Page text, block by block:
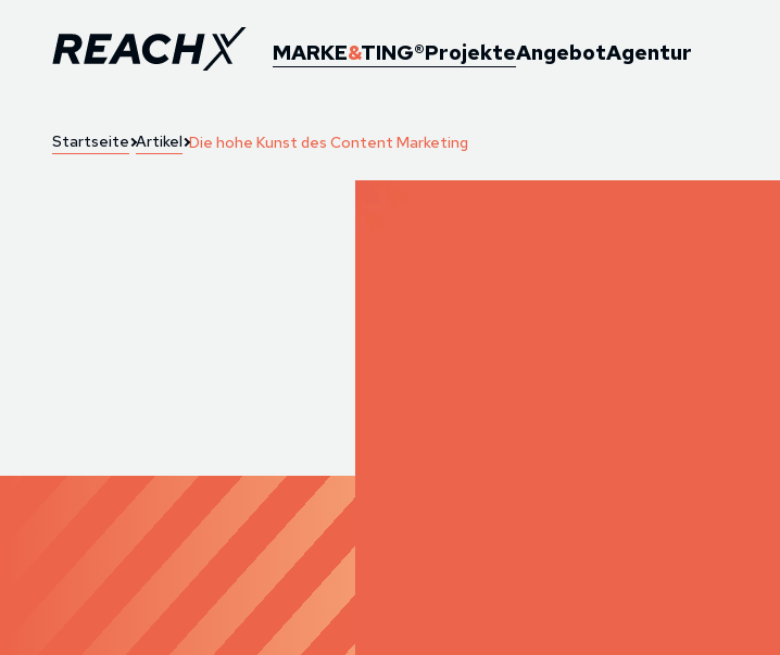
MARKE&TING®ProjekteAngebotAgentur
Startseite Artikel Die hohe Kunst des Content Marketing